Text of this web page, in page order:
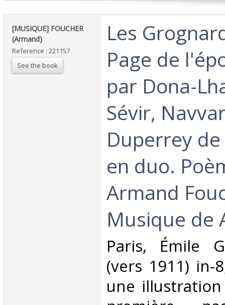
‎[MUSIQUE] FOUCHER
(Armand)‎
Reference : 221157
See the book
‎Les
Page de
par Dona-
Sévir,
Duperrey
en duo.
Armand
Musique de
‎Paris, Émile
(vers 1911) in-
une